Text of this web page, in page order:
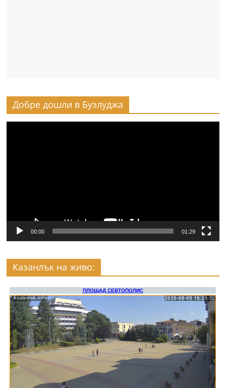
Добре дошли в Бузлуджа
00:00 01:29
Казанлък на живо: